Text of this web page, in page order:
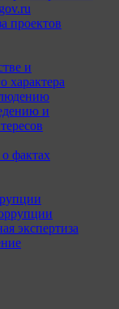
проектов
и
характера
и
фактах
экспертиза